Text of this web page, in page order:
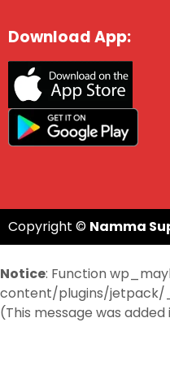
Download App:
Copyright © Namma
Notice: Function
content/plugins/jetpack/
(This message was added